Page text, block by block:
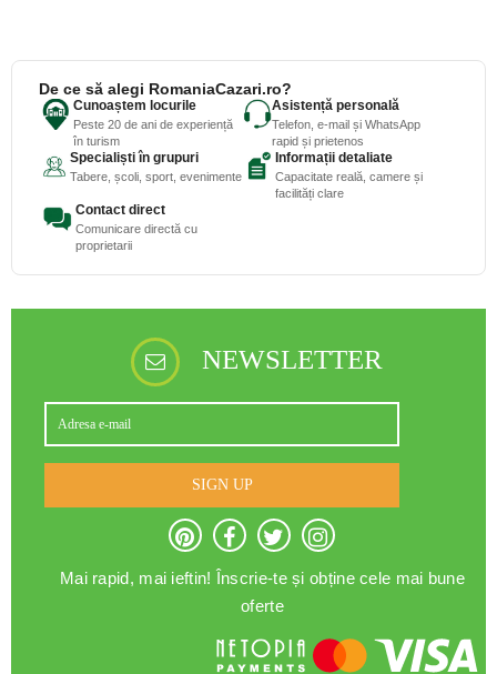
De ce să alegi RomaniaCazari.ro?
Cunoaștem locurile
Peste 20 de ani de experiență
în turism
Asistență personală
Telefon, e-mail și WhatsApp
rapid și prietenos
Specialiști în grupuri
Tabere, școli, sport, evenimente
Informații detaliate
Capacitate reală, camere și
facilități clare
Contact direct
Comunicare directă cu
proprietarii
NEWSLETTER
SIGN UP
Mai rapid, mai ieftin! Înscrie-te și obține cele mai bune
oferte